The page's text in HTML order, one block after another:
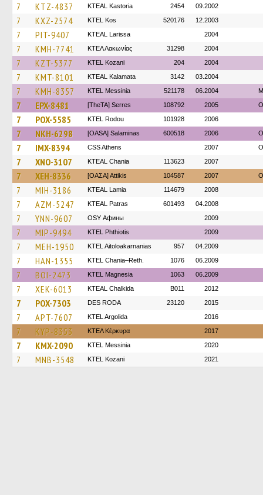
7 KTZ-4837 KTEAL Kastoria 2454 09.2002
7 KXZ-2574 KTEL Kos 520176 12.2003
7 PIT-9407 KTEAL Larissa 2004
7 KMH-7741 ΚΤΕΛ Λακωνίας 31298 2004
7 KZT-5377 ΚΤΕL Kozani 204 2004
7 KMT-8101 KTEAL Kalamata 3142 03.2004
7 KMH-8357 KTEL Messinia 521178 06.2004
7 EPX-8481 [TheTA] Serres 108792 2005
7 POX-5585 ΚΤΕL Rodou 101928 2006
7 NKH-6298 [OASA] Salaminas 600518 2006
7 IMX-8394 CSS Athens 2007
7 XNO-3107 KTEAL Chania 113623 2007
7 XEH-8336 [ΟΑΣΑ] Αttikis 104587 2007
7 MIH-3186 KTEAL Lamia 114679 2008
7 AZM-5247 KTEAL Patras 601493 04.2008
7 YNN-9607 OSY Афины 2009
7 MIP-9494 ΚΤΕL Phthiotis 2009
7 MEH-1950 KTEL Aitoloakarnanias 957 04.2009
7 HAN-1355 KTEL Chania–Reth. 1076 06.2009
7 BOI-2473 ΚΤΕL Magnesia 1063 06.2009
7 XEK-6013 KTEAL Chalkida B011 2012
7 POX-7303 DES RODA 23120 2015
7 APT-7607 KTEL Argolida 2016
7 KYP-8353 ΚΤΕΛ Κέρκυρα 2017
7 KMX-2090 KTEL Messinia 2020
7 MNB-3548 ΚΤΕL Kozani 2021